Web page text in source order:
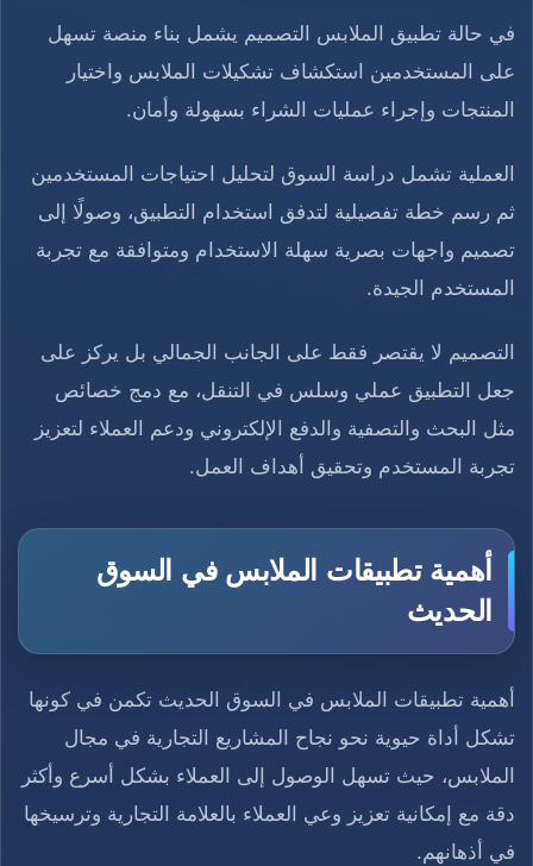
في حالة تطبيق الملابس التصميم يشمل بناء منصة تسهل
على المستخدمين استكشاف تشكيلات الملابس واختيار
المنتجات وإجراء عمليات الشراء بسهولة وأمان.
العملية تشمل دراسة السوق لتحليل احتياجات المستخدمين
ثم رسم خطة تفصيلية لتدفق استخدام التطبيق، وصولًا إلى
تصميم واجهات بصرية سهلة الاستخدام ومتوافقة مع تجربة
المستخدم الجيدة.
التصميم لا يقتصر فقط على الجانب الجمالي بل يركز على
جعل التطبيق عملي وسلس في التنقل، مع دمج خصائص
مثل البحث والتصفية والدفع الإلكتروني ودعم العملاء لتعزيز
تجربة المستخدم وتحقيق أهداف العمل.​
أهمية تطبيقات الملابس في السوق
الحديث
أهمية تطبيقات الملابس في السوق الحديث تكمن في كونها
تشكل أداة حيوية نحو نجاح المشاريع التجارية في مجال
الملابس، حيث تسهل الوصول إلى العملاء بشكل أسرع وأكثر
دقة مع إمكانية تعزيز وعي العملاء بالعلامة التجارية وترسيخها
في أذهانهم.